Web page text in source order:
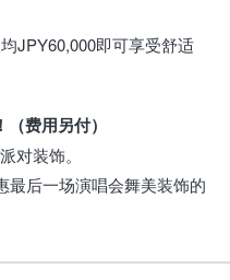
JPY60,000即可享受舒适
费用另付）
对装饰。
最后一场演唱会舞美装饰的